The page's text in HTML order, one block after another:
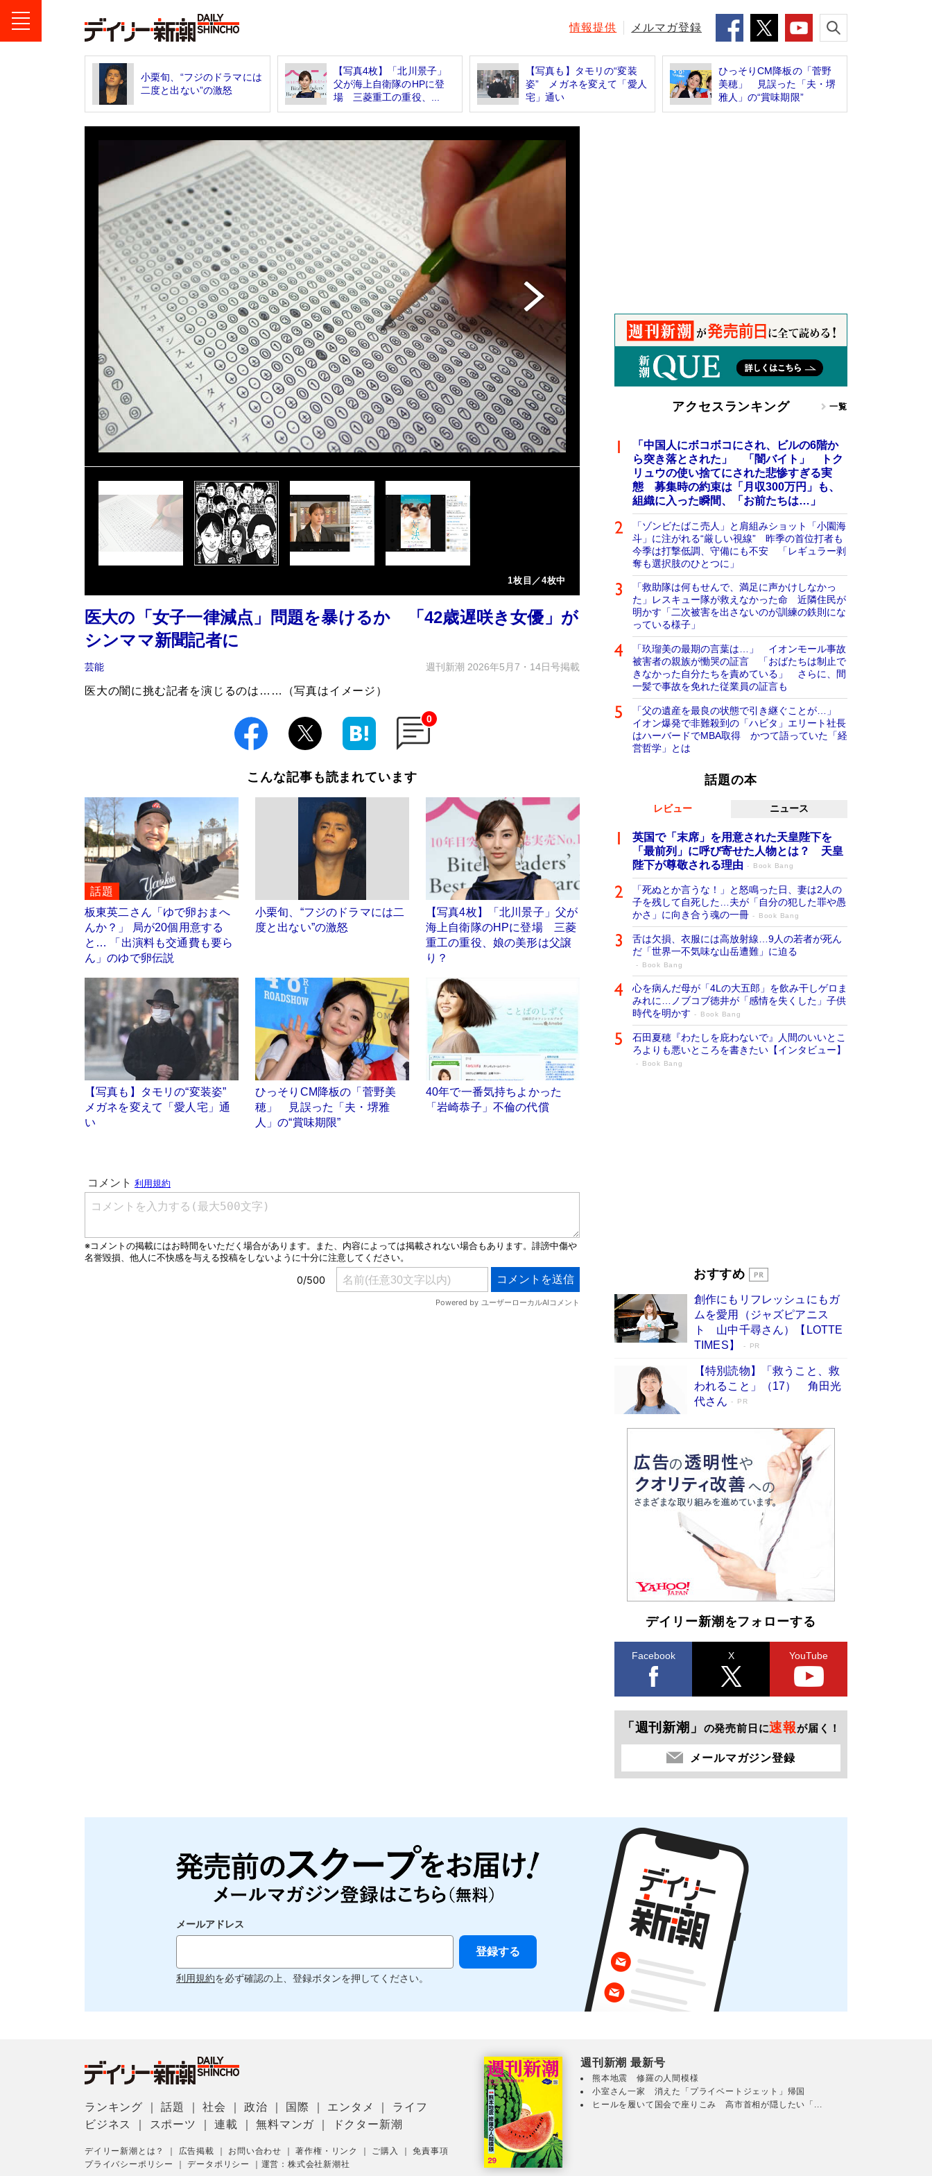
情報提供 メルマガ登録
小栗旬、“フジのドラマには
二度と出ない”の激怒
【写真4枚】「北川景子」
父が海上自衛隊のHPに登
場 三菱重工の重役、...
【写真も】タモリの“変装
姿” メガネを変えて「愛人
宅」通い
ひっそりCM降板の「菅野
美穂」 見誤った「夫・堺
雅人」の“賞味期限”
1枚目／4枚中
医大の「女子一律減点」問題を暴けるか 「42歳遅咲き女優」が
シンママ新聞記者に
芸能 週刊新潮 2026年5月7・14日号掲載
医大の闇に挑む記者を演じるのは……（写真はイメージ）
0
こんな記事も読まれています
話題
板東英二さん「ゆで卵おまへ
んか？」 局が20個用意する
と… 「出演料も交通費も要ら
ん」のゆで卵伝説
小栗旬、“フジのドラマには二
度と出ない”の激怒
【写真4枚】「北川景子」父が
海上自衛隊のHPに登場 三菱
重工の重役、娘の美形は父譲
り？
【写真も】タモリの“変装姿”
メガネを変えて「愛人宅」通
い
ひっそりCM降板の「菅野美
穂」 見誤った「夫・堺雅
人」の“賞味期限”
40年で一番気持ちよかった
「岩崎恭子」不倫の代償
アクセスランキング 一覧
「中国人にボコボコにされ、ビルの6階か
ら突き落とされた」 「闇バイト」 トク
リュウの使い捨てにされた悲惨すぎる実
態 募集時の約束は「月収300万円」も、
組織に入った瞬間、「お前たちは…」
「ゾンビたばこ売人」と肩組みショット「小園海
斗」に注がれる“厳しい視線” 昨季の首位打者も
今季は打撃低調、守備にも不安 「レギュラー剥
奪も選択肢のひとつに」
「救助隊は何もせんで、満足に声かけしなかっ
た」レスキュー隊が救えなかった命 近隣住民が
明かす「二次被害を出さないのが訓練の鉄則にな
っている様子」
「玖瑠美の最期の言葉は…」 イオンモール事故
被害者の親族が慟哭の証言 「おばたちは制止で
きなかった自分たちを責めている」 さらに、間
一髪で事故を免れた従業員の証言も
「父の遺産を最良の状態で引き継ぐことが…」
イオン爆発で非難殺到の「ハビタ」エリート社長
はハーバードでMBA取得 かつて語っていた「経
営哲学」とは
話題の本
レビュー ニュース
英国で「末席」を用意された天皇陛下を
「最前列」に呼び寄せた人物とは？ 天皇
陛下が尊敬される理由
Book Bang
「死ぬとか言うな！」と怒鳴った日、妻は2人の
子を残して自死した…夫が「自分の犯した罪や愚
かさ」に向き合う魂の一冊
Book Bang
舌は欠損、衣服には高放射線…9人の若者が死ん
だ「世界一不気味な山岳遭難」に迫る
Book Bang
心を病んだ母が「4Lの大五郎」を飲み干しゲロま
みれに…ノブコブ徳井が「感情を失くした」子供
時代を明かす
Book Bang
石田夏穂『わたしを庇わないで』人間のいいとこ
ろよりも悪いところを書きたい【インタビュー】
Book Bang
「『火垂るの墓』は、大嘘である」原作者が抱き
続けた“自責の念”とは…「自己憐憫は描きたくな
い」監督が徹底的にこだわったこと（後編） #
戦争の記憶
Book Bang
おすすめ
創作にもリフレッシュにもガ
ムを愛用（ジャズピアニス
ト 山中千尋さん）【LOTTE
TIMES】
PR
【特別読物】「救うこと、救
われること」（17） 角田光
代さん
PR
デイリー新潮をフォローする
Facebook X YouTube
「週刊新潮」 の発売前日に速報が届く！
メールマガジン登録
メールアドレス
利用規約を必ず確認の上、登録ボタンを押してください。
ランキング ｜話題 ｜社会 ｜政治 国際 エンタメ
ライフ
ビジネス
スポーツ ｜連載 ｜無料マンガ ドクター新潮
デイリー新潮とは？ 広告掲載 お問い合わせ ｜著作権・リンク ご購入 ｜免責事項
プライバシーポリシー
｜データポリシー 運営：株式会社新潮社
週刊新潮 最新号
熊本地震 修羅の人間模様
小室さん一家 消えた「プライベートジェット」帰国
ヒールを履いて国会で座りこみ 高市首相が隠したい「...